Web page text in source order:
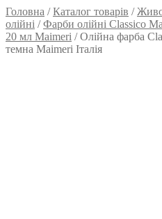
Головна /Каталог товарів /
олійні /Фарби олійні Classico
20 мл Maimeri /Олійна фарба
темна Maimeri Італія